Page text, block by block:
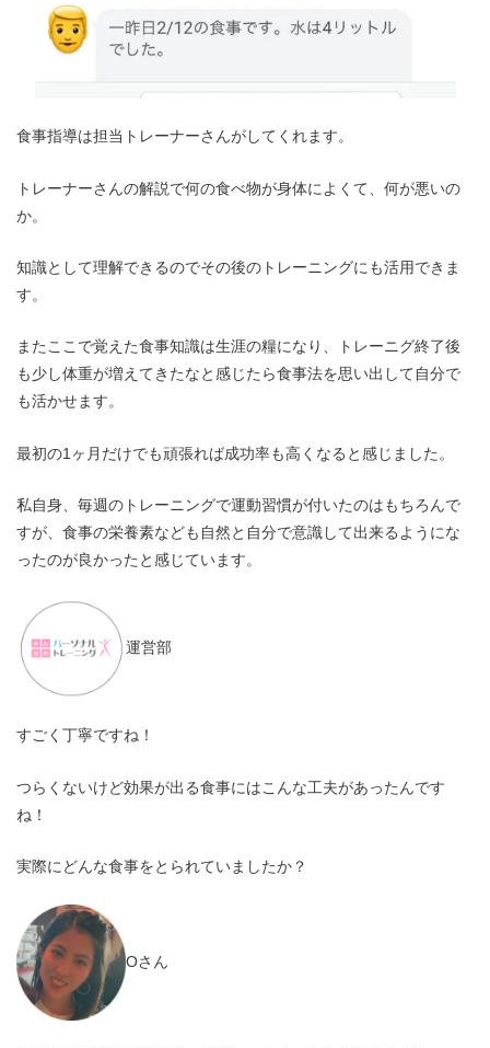
食事指導は担当トレーナーさんがしてくれます。
トレーナーさんの解説で何の食べ物が身体によくて、何が悪いの
か。
知識として理解できるのでその後のトレーニングにも活用できま
す。
またここで覚えた食事知識は生涯の糧になり、トレーニグ終了後
も少し体重が増えてきたなと感じたら食事法を思い出して自分で
も活かせます。
最初の1ヶ月だけでも頑張れば成功率も高くなると感じました。
私自身、毎週のトレーニングで運動習慣が付いたのはもちろんで
すが、食事の栄養素なども自然と自分で意識して出来るようにな
ったのが良かったと感じています。
運営部
すごく丁寧ですね！
つらくないけど効果が出る食事にはこんな工夫があったんです
ね！
実際にどんな食事をとられていましたか？
Oさん